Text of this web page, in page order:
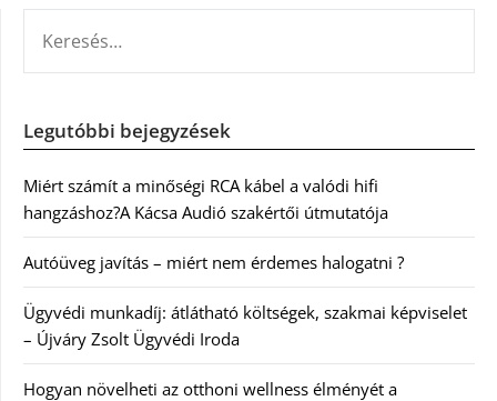
Legutóbbi bejegyzések
Miért számít a minőségi RCA kábel a valódi hifi
hangzáshoz?A Kácsa Audió szakértői útmutatója
Autóüveg javítás – miért nem érdemes halogatni ?
Ügyvédi munkadíj: átlátható költségek, szakmai képviselet
– Újváry Zsolt Ügyvédi Iroda
Hogyan növelheti az otthoni wellness élményét a